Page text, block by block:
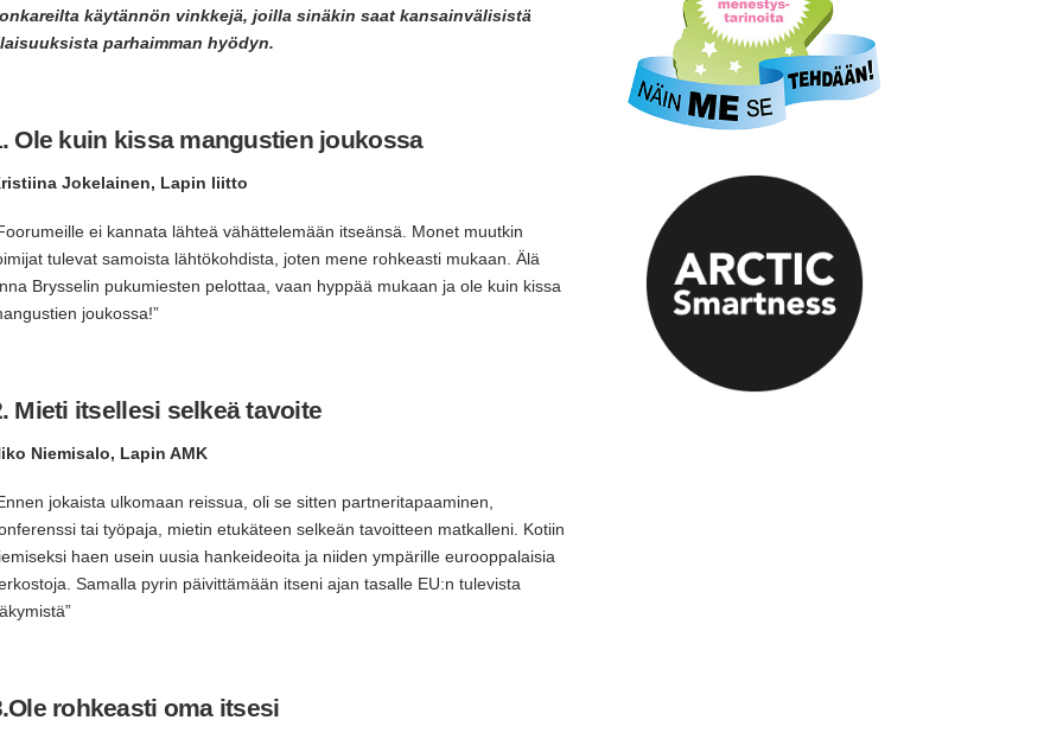
käytännön vinkkejä, joilla sinäkin saat kansainvälisistä
parhaimman hyödyn.
Ole kuin kissa mangustien joukossa
Jokelainen, Lapin liitto
ei kannata lähteä vähättelemään itseänsä. Monet muutkin
tulevat samoista lähtökohdista, joten mene rohkeasti mukaan. Älä
Brysselin pukumiesten pelottaa, vaan hyppää mukaan ja ole kuin kissa
joukossa!”
Mieti itsellesi selkeä tavoite
Niemisalo, Lapin AMK
jokaista ulkomaan reissua, oli se sitten partneritapaaminen,
tai työpaja, mietin etukäteen selkeän tavoitteen matkalleni. Kotiin
haen usein uusia hankeideoita ja niiden ympärille eurooppalaisia
Samalla pyrin päivittämään itseni ajan tasalle EU:n tulevista
rohkeasti oma itsesi